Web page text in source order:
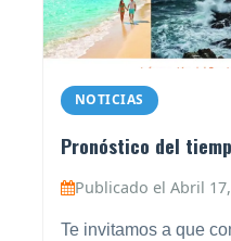
NOTICIAS
Pronóstico del
Publicado el Abril
Te invitamos a que